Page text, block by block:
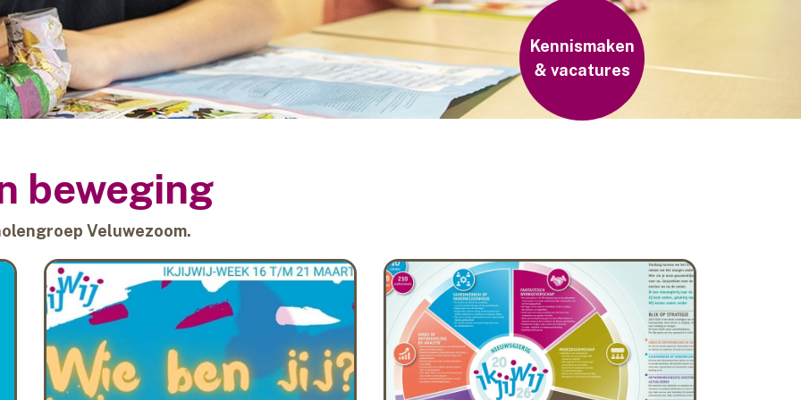
Kennismaken
& vacatures
beweging
Veluwezoom.